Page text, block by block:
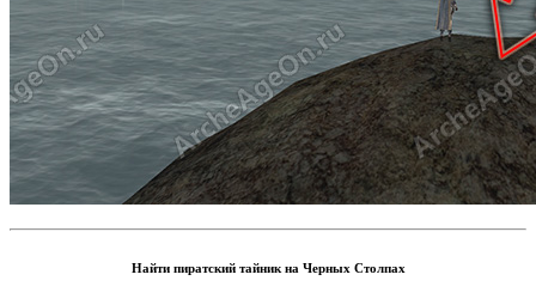
Найти пиратский тайник на Черных Столпах